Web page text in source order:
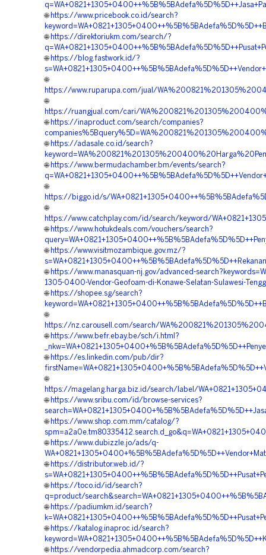
🌐 https://www.pricebook.co.id/search?
🌐 https://direktoriukm.com/search/?
🌐 https://blog.fastwork.id/?
🌐
https://www.ruparupa.com/jual/
🌐
https://ruangjual.com/cari/
🌐 https://inaproduct.com/search/companies?
🌐 https://adasale.co.id/search?
🌐 https://www.bermudachamber.bm/events/search?
🌐
https://biggo.id/s/
🌐
https://www.catchplay.com/id/search/keyword/
🌐 https://www.hotukdeals.com/vouchers/search?
🌐 https://www.visitmozambique.gov.mz/?
🌐 https://www.manasquan-nj.gov/advanced-
1305-0400-Vendor-Geofoam-di-Konawe-Selatan-Sulawesi-
🌐 https://shopee.sg/search?
🌐
https://nz.carousell.com/search/
🌐 https://www.befr.ebay.be/sch/i.html?
🌐 https://es.linkedin.com/pub/dir?
🌐
https://magelang.harga.biz.id/search/label/
🌐 https://www.sribu.com/id/browse-services?
🌐 https://www.shop.com.mm/catalog/?
🌐 https://www.dubizzle.jo/ads/q-
🌐 https://distributor.web.id/?
🌐 https://toco.id/id/search?
q=product/
🌐 https://padiumkm.id/search?
🌐 https://katalog.inaproc.id/search?
🌐 https://vendorpedia.ahmadcorp.com/search?